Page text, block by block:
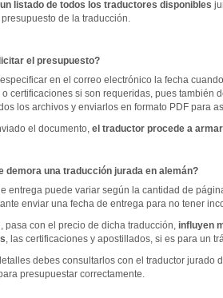
listado de todos los traductores disponibles
de la traducción.
el presupuesto?
en el correo electrónico la fecha
certificaciones si son requeridas, pues también
los archivos y enviarlos en formato PDF para
el documento, el traductor procede a
demora una traducción jurada en alemán?
entrega puede variar según la cantidad de
enviar una fecha de entrega para no tener
pasa con el precio de dicha traducción, influyen
, las certificaciones y apostillados, si es para un
debes consultarlos con el traductor jurado
presupuestar correctamente.